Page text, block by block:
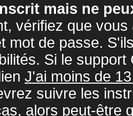
mais ne
vérifiez que
mot de passe.
Si le
J'ai moins de
suivre les
alors peut-être